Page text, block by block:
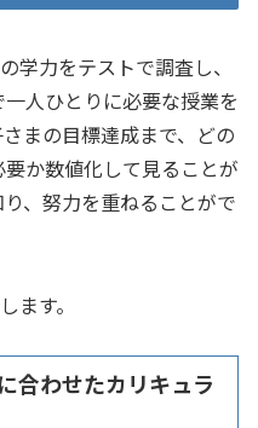
学力をテストで調査し、
人ひとりに必要な授業を
まの目標達成まで、どの
か数値化して見ることが
、努力を重ねることがで
ます。
合わせたカリキュラ